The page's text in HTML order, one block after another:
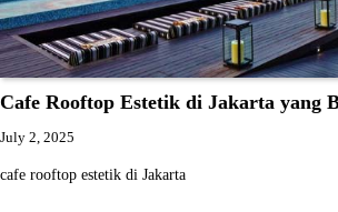
Cafe Rooftop Estetik di Jakarta yang
July 2, 2025
cafe rooftop estetik di Jakarta